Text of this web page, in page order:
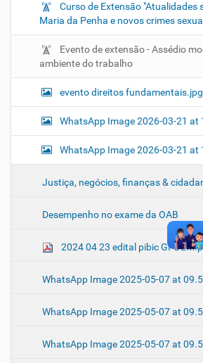
Curso de Extensão "Atualidades
Maria da Penha e novos crimes
Evento de extensão - Assédio
ambiente do trabalho
evento direitos fundamentais.jpg
WhatsApp Image 2026-03-21 at
WhatsApp Image 2026-03-21 at
Justiça, negócios, finanças &
Desempenho no exame da OAB
2024 04 23 edital pibic
WhatsApp Image 2025-05-07 at
WhatsApp Image 2025-05-07 at
WhatsApp Image 2025-05-07 at